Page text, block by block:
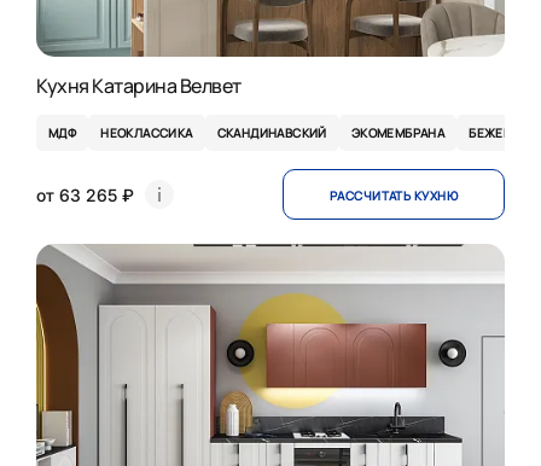
Кухня Катарина Велвет
МДФ НЕОКЛАССИКА СКАНДИНАВСКИЙ ЭКОМЕМБРАНА БЕЖЕВЫЕ
от 63 265 ₽ РАССЧИТАТЬ КУХНЮ
НОВИНКА